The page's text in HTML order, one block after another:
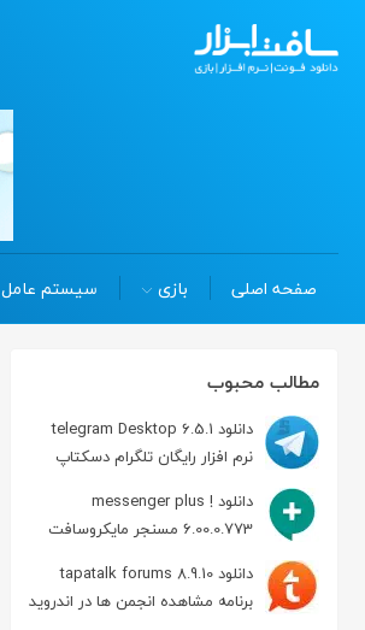
صفحه اصلی بازی سیستم عامل
مطالب محبوب
دانلود telegram Desktop 6.5.1
نرم افزار رایگان تلگرام دسکتاپ
دانلود messenger plus !
6.00.0.773 مسنجر مایکروسافت
دانلود tapatalk forums 8.9.10
برنامه مشاهده انجمن ها در اندروید